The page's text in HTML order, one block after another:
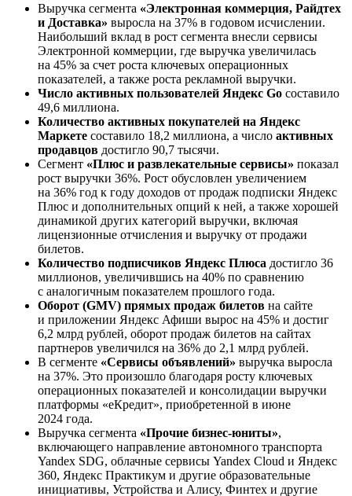
Выручка сегмента «Электронная коммерция, Райдтех
и Доставка» выросла на 37% в годовом исчислении.
Наибольший вклад в рост сегмента внесли сервисы
Электронной коммерции, где выручка увеличилась
на 45% за счет роста ключевых операционных
показателей, а также роста рекламной выручки.
Число активных пользователей Яндекс Go составило
49,6 миллиона.
Количество активных покупателей на Яндекс
Маркете составило 18,2 миллиона, а число активных
продавцов достигло 90,7 тысячи.
Сегмент «Плюс и развлекательные сервисы» показал
рост выручки 36%. Рост обусловлен увеличением
на 36% год к году доходов от продаж подписки Яндекс
Плюс и дополнительных опций к ней, а также хорошей
динамикой других категорий выручки, включая
лицензионные отчисления и выручку от продажи
билетов.
Количество подписчиков Яндекс Плюса достигло 36
миллионов, увеличившись на 40% по сравнению
с аналогичным показателем прошлого года.
Оборот (GMV) прямых продаж билетов на сайте
и приложении Яндекс Афиши вырос на 45% и достиг
6,2 млрд рублей, оборот продаж билетов на сайтах
партнеров увеличился на 36% до 2,1 млрд рублей.
В сегменте «Сервисы объявлений» выручка выросла
на 37%. Это произошло благодаря росту ключевых
операционных показателей и консолидации выручки
платформы «еКредит», приобретенной в июне
2024 года.
Выручка сегмента «Прочие бизнес-юниты»,
включающего направление автономного транспорта
Yandex SDG, облачные сервисы Yandex Cloud и Яндекс
360, Яндекс Практикум и другие образовательные
инициативы, Устройства и Алису, Финтех и другие